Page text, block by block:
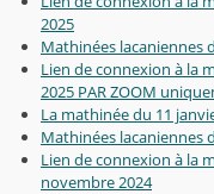
2025
Mathinées lacaniennes
Lien de connexion à la
2025 PAR ZOOM
La mathinée du 11
Mathinées lacaniennes
Lien de connexion à la
novembre 2024